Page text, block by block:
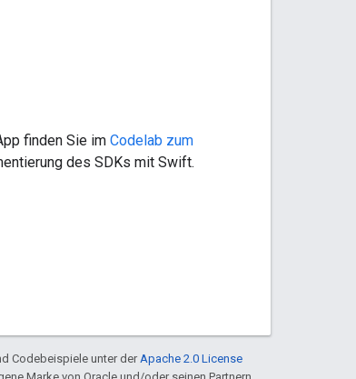
finden Sie im Codelab zum
des SDKs mit Swift.
Codebeispiele unter derApache 2.0 License